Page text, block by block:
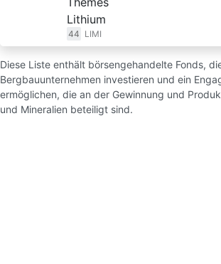
Lithium
44 LIMI
Diese Liste enthält börsengehandelte Fonds,
Bergbauunternehmen investieren und ein
ermöglichen, die an der Gewinnung und
und Mineralien beteiligt sind.